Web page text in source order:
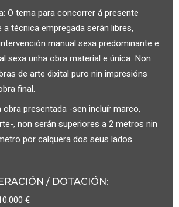
O tema para concorrer á presente
técnica empregada serán libres,
manual sexa predominante e
sexa unha obra material e única. Non
de arte dixital puro nin impresións
final.
obra presentada -sen incluír marco,
, non serán superiores a 2 metros nin
por calquera dos seus lados.
/ DOTACIÓN:
€